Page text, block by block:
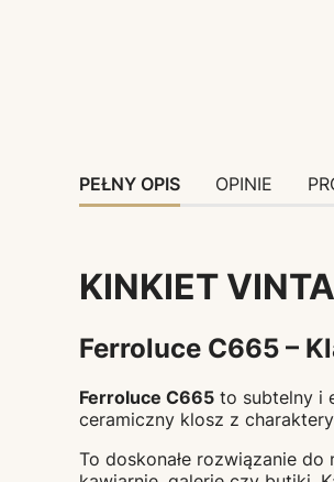
PEŁNY OPIS OPINIE
KINKIET
Ferroluce C665 –
Ferroluce C665 to subtelny i
ceramiczny klosz z
To doskonałe rozwiązanie